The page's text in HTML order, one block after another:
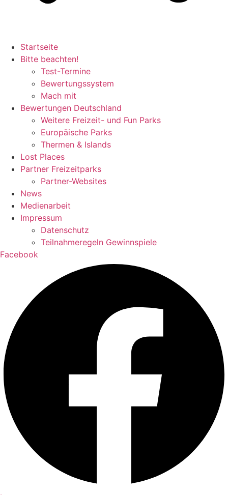
Startseite
Bitte beachten!
Test-Termine
Bewertungssystem
Mach mit
Bewertungen Deutschland
Weitere Freizeit- und Fun Parks
Europäische Parks
Thermen & Islands
Lost Places
Partner Freizeitparks
Partner-Websites
News
Medienarbeit
Impressum
Datenschutz
Teilnahmeregeln Gewinnspiele
Facebook